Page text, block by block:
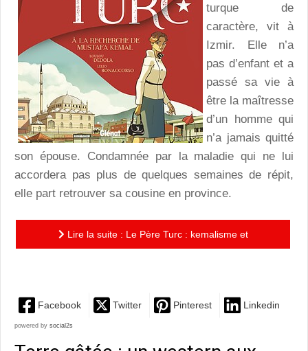
turque de
caractère, vit à
Izmir. Elle n’a
pas d’enfant et a
passé sa vie à
être la maîtresse
d’un homme qui
n’a jamais quitté
son épouse. Condamnée par la maladie qui ne lui
accordera pas plus de quelques semaines de répit,
elle part retrouver sa cousine en province.
Lire la suite : Le Père Turc : kemalisme et
Facebook Twitter Pinterest Linkedin
powered by social2s